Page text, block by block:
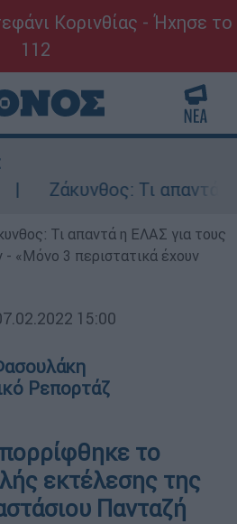
Κορινθίας - Ήχησε το
112
Ζάκυνθος: Τι απαντά η
Τι απαντά η ΕΛΑΣ για τους
- «Μόνο 3 περιστατικά έχουν
15:00
Ρεπορτάζ
το
εκτέλεσης της
Πανταζή